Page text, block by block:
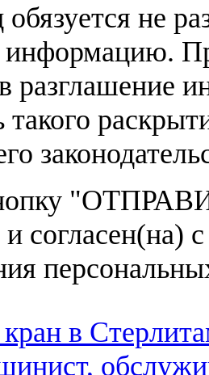
не
информацию.
разглашение
такого
согласен(на)